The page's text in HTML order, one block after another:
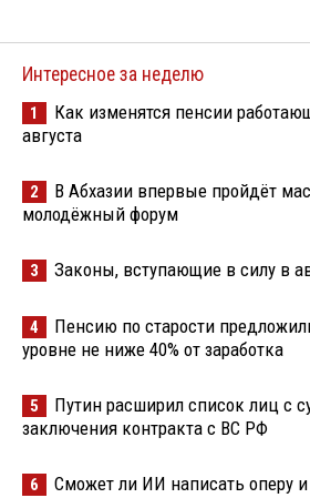
Интересное за неделю
1
Как изменятся пенсии
августа
2
В Абхазии впервые пройдёт
молодёжный форум
3 Законы, вступающие в силу в
4
Пенсию по старости
уровне не ниже 40% от заработка
5
Путин расширил список лиц с
заключения контракта с ВС РФ
6 Сможет ли ИИ написать оперу